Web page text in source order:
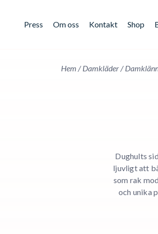
Press Om oss Kontakt Shop
Hem /Damkläder/
Dughults
ljuvligt att
som rak
och unika